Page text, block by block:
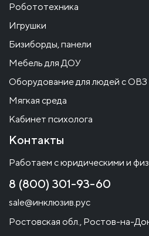
Робототехника
Игрушки
Бизиборды, панели
Мебель для ДОУ
Оборудование для людей с ОВЗ
Мягкая среда
Кабинет психолога
Контакты
Работаем с юридическими и
8 (800) 301-93-60
sale@инклюзив.рус
Ростовская обл., Ростов-на-